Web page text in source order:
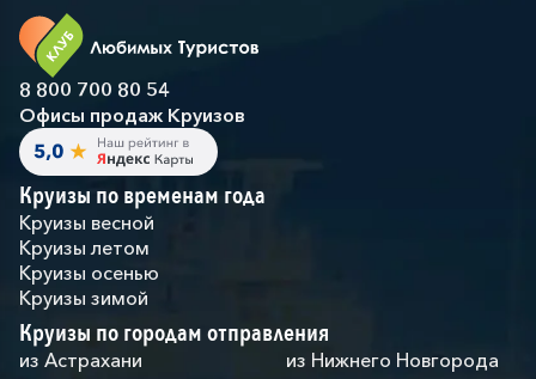
8 800 700 80 54
Офисы продаж Круизов
Круизы по временам года
Круизы весной
Круизы летом
Круизы осенью
Круизы зимой
Круизы по городам отправления
из Астрахани
из Нижнего Новгорода